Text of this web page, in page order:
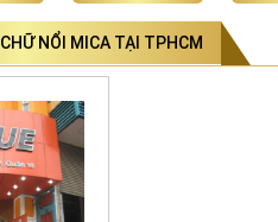
NỔI MICA TẠI TPHCM